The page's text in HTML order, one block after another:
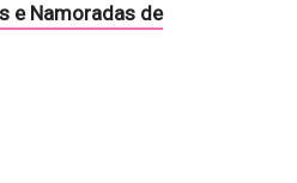
e Namoradas de